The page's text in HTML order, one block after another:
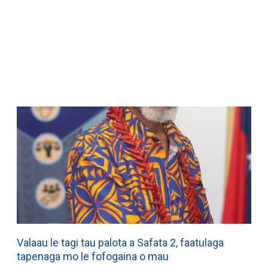
Valaau le tagi tau palota a Safata 2, faatulaga
tapenaga mo le fofogaina o mau